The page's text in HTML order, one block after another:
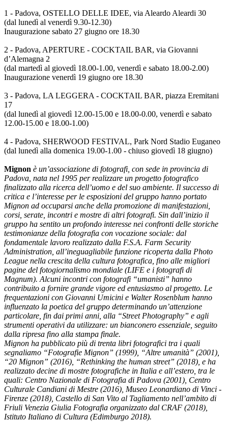
1 - Padova, OSTELLO DELLE IDEE, via Aleardo Aleardi 30
(dal lunedì al venerdì 9.30-12.30)
Inaugurazione sabato 27 giugno ore 18.30
2 - Padova, APERTURE - COCKTAIL BAR, via Giovanni
d’Alemagna 2
(dal martedì al giovedì 18.00-1.00, venerdì e sabato 18.00-2.00)
Inaugurazione venerdì 19 giugno ore 18.30
3 - Padova, LA LEGGERA - COCKTAIL BAR, piazza Eremitani
17
(dal lunedì al giovedì 12.00-15.00 e 18.00-0.00, venerdì e sabato
12.00-15.00 e 18.00-1.00)
4 - Padova, SHERWOOD FESTIVAL, Park Nord Stadio Euganeo
(dal lunedì alla domenica 19.00-1.00 - chiuso giovedì 18 giugno)
Mignon è un’associazione di fotografi, con sede in provincia di
Padova, nata nel 1995 per realizzare un progetto fotografico
finalizzato alla ricerca dell’uomo e del suo ambiente. Il successo di
critica e l’interesse per le esposizioni del gruppo hanno portato
Mignon ad occuparsi anche della promozione di manifestazioni,
corsi, serate, incontri e mostre di altri fotografi. Sin dall’inizio il
gruppo ha sentito un profondo interesse nei confronti delle storiche
testimonianze della fotografia con vocazione sociale: dal
fondamentale lavoro realizzato dalla F.S.A. Farm Security
Administration, all’ineguagliabile funzione ricoperta dalla Photo
League nella crescita della cultura fotografica, fino alle migliori
pagine del fotogiornalismo mondiale (LIFE e i fotografi di
Magnum). Alcuni incontri con fotografi “umanisti” hanno
contribuito a fornire grande vigore ed entusiasmo al progetto. Le
frequentazioni con Giovanni Umicini e Walter Rosenblum hanno
influenzato la poetica del gruppo determinando un’attenzione
particolare, fin dai primi anni, alla “Street Photography” e agli
strumenti operativi da utilizzare: un bianconero essenziale, seguito
dalla ripresa fino alla stampa finale.
Mignon ha pubblicato più di trenta libri fotografici tra i quali
segnaliamo “Fotografie Mignon” (1999), “Altre umanità” (2001),
“20 Mignon” (2016), “Rethinking the human street” (2018), e ha
realizzato decine di mostre fotografiche in Italia e all’estero, tra le
quali: Centro Nazionale di Fotografia di Padova (2001), Centro
Culturale Candiani di Mestre (2016), Museo Leonardiano di Vinci -
Firenze (2018), Castello di San Vito al Tagliamento nell’ambito di
Friuli Venezia Giulia Fotografia organizzato dal CRAF (2018),
Istituto Italiano di Cultura (Edimburgo 2018).